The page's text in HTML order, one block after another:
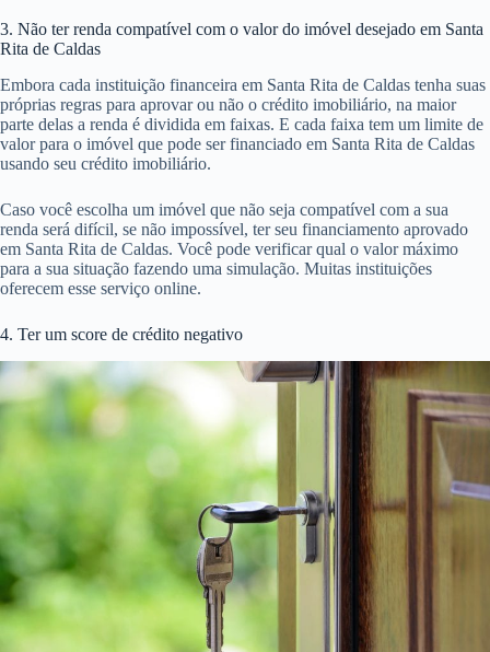
3. Não ter renda compatível com o valor do imóvel desejado em Santa
Rita de Caldas
Embora cada instituição financeira em Santa Rita de Caldas tenha suas
próprias regras para aprovar ou não o crédito imobiliário, na maior
parte delas a renda é dividida em faixas. E cada faixa tem um limite de
valor para o imóvel que pode ser financiado em Santa Rita de Caldas
usando seu crédito imobiliário.
Caso você escolha um imóvel que não seja compatível com a sua
renda será difícil, se não impossível, ter seu financiamento aprovado
em Santa Rita de Caldas. Você pode verificar qual o valor máximo
para a sua situação fazendo uma simulação. Muitas instituições
oferecem esse serviço online.
4. Ter um score de crédito negativo